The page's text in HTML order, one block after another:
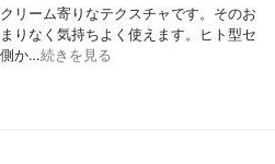
リーム寄りなテクスチャです。そのお
りなく気持ちよく使えます。ヒト型セ
か…続きを見る